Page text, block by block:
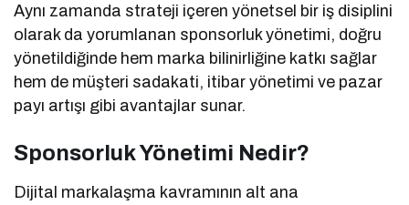
Aynı zamanda strateji içeren yönetsel bir iş disiplini
olarak da yorumlanan sponsorluk yönetimi, doğru
yönetildiğinde hem marka bilinirliğine katkı sağlar
hem de müşteri sadakati, itibar yönetimi ve pazar
payı artışı gibi avantajlar sunar.
Sponsorluk Yönetimi Nedir?
Dijital markalaşma kavramının alt ana